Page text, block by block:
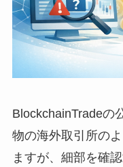
BlockchainTradeの
物の海外取引所の
ますが、細部を確